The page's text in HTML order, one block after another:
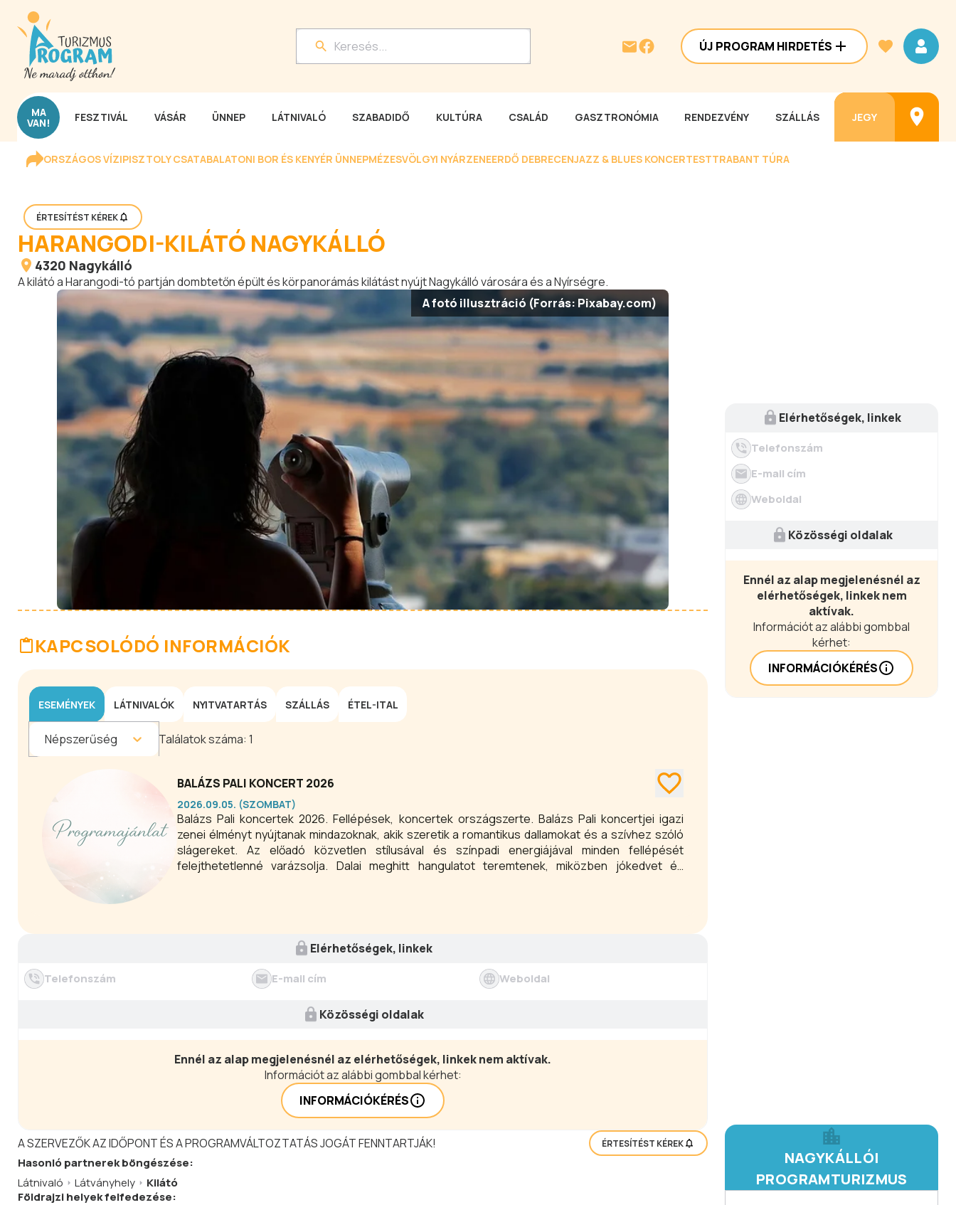
ÚJ PROGRAM HIRDETÉS
MA
VAN! FESZTIVÁL VÁSÁR ÜNNEP LÁTNIVALÓ SZABADIDŐ KULTÚRA CSALÁD GASZTRONÓMIA RENDEZVÉNY SZÁLLÁS JEGY
ORSZÁGOS VÍZIPISZTOLY CSATABALATONI BOR ÉS KENYÉR ÜNNEPMÉZESVÖLGYI NYÁRZENEERDŐ DEBRECENJAZZ & BLUES KONCERTESTTRABANT TÚRA
ÉRTESÍTÉST KÉREK
HARANGODI-KILÁTÓ NAGYKÁLLÓ
4320 Nagykálló
A kilátó a Harangodi-tó partján dombtetőn épült és körpanorámás kilátást nyújt Nagykálló városára és a Nyírségre.
A fotó illusztráció (Forrás: Pixabay.com)
KAPCSOLÓDÓ INFORMÁCIÓK
ESEMÉNYEK LÁTNIVALÓK NYITVATARTÁS SZÁLLÁS ÉTEL-ITAL
Népszerűség Találatok száma: 1
BALÁZS PALI KONCERT 2026
2026.09.05. (SZOMBAT)
Balázs Pali koncertek 2026. Fellépések, koncertek országszerte. Balázs Pali koncertjei igazi
zenei élményt nyújtanak mindazoknak, akik szeretik a romantikus dallamokat és a szívhez szóló
slágereket. Az előadó közvetlen stílusával és színpadi energiájával minden fellépését
felejthetetlenné varázsolja. Dalai meghitt hangulatot teremtenek, miközben jókedvet és
Elérhetőségek, linkek
Telefonszám E-mail cím Weboldal
Közösségi oldalak
Ennél az alap megjelenésnél az elérhetőségek, linkek nem aktívak.
Információt az alábbi gombbal kérhet:
INFORMÁCIÓKÉRÉS
A SZERVEZŐK AZ IDŐPONT ÉS A PROGRAMVÁLTOZTATÁS JOGÁT FENNTARTJÁK! ÉRTESÍTÉST KÉREK
Hasonló partnerekböngészése:
Látnivaló
Látványhely
Kilátó
Földrajzi helyek felfedezése:
Elérhetőségek, linkek
Telefonszám
E-mail cím
Weboldal
Közösségi oldalak
Ennél az alap megjelenésnél az
elérhetőségek, linkek nem
aktívak.
Információt az alábbi gombbal
kérhet:
INFORMÁCIÓKÉRÉS
NAGYKÁLLÓI
PROGRAMTURIZMUS